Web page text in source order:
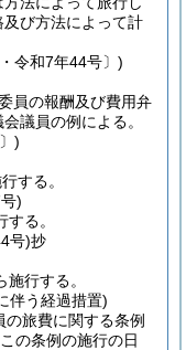
び方法によって計
令和7年44号〕)
員の報酬及び費用弁
議員の例による。
)
する。
)
る。
号)抄
行する。
伴う経過措置)
旅費に関する条例
の条例の施行の日